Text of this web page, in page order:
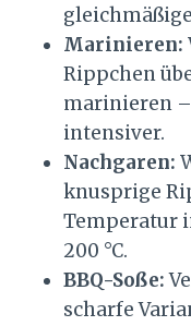
Marinieren:
Rippchen
marinieren
intensiver.
Nachgaren:
knusprige
Temperatur
200 °C.
BBQ-Soße:
scharfe